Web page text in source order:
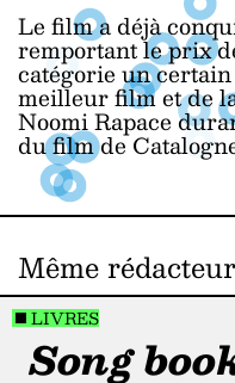
Le film a déjà
remportant le prix
catégorie un
meilleur film et de
Noomi Rapace
du film de
Même
LIVRES
Song